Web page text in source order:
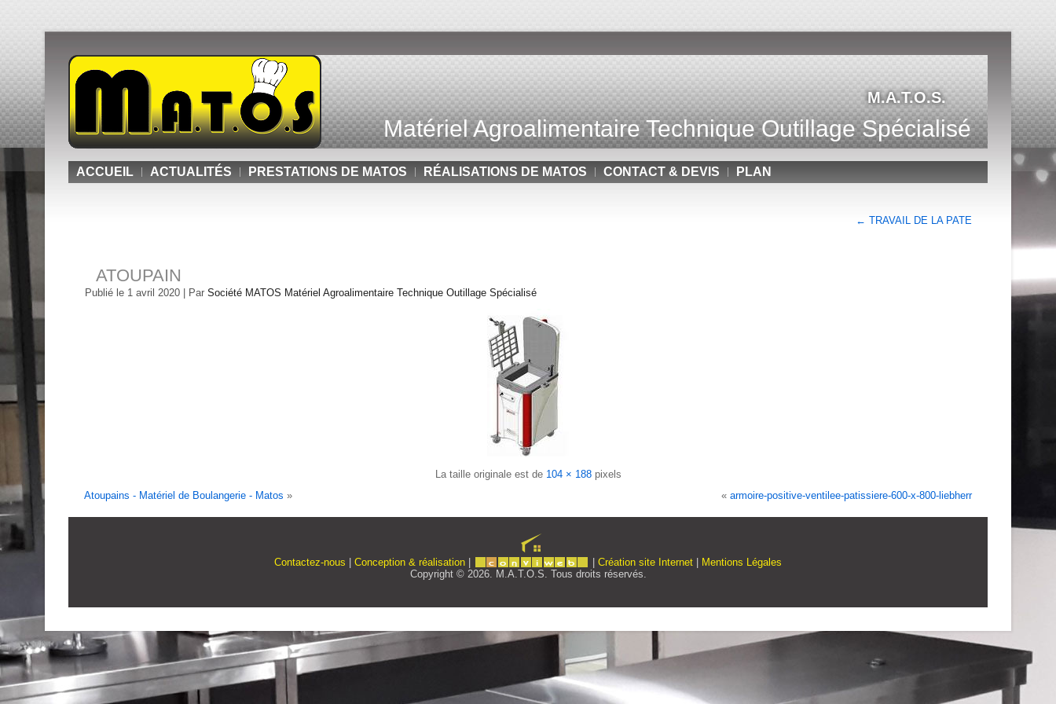
M.A.T.O.S.
Matériel Agroalimentaire Technique Outillage Spécialisé
ACCUEIL ACTUALITÉS PRESTATIONS DE MATOS RÉALISATIONS DE MATOS CONTACT & DEVIS PLAN
← TRAVAIL DE LA PATE
ATOUPAIN
Publié le 1 avril 2020 Par Société MATOS Matériel Agroalimentaire Technique Outillage Spécialisé
La taille originale est de 104 × 188pixels
Atoupains - Matériel de Boulangerie - Matos » « armoire-positive-ventilee-patissiere-600-x-800-liebherr
Contactez-nous Conception & réalisation Création site Internet
Mentions Légales
Copyright © 2026. M.A.T.O.S. Tous droits réservés.